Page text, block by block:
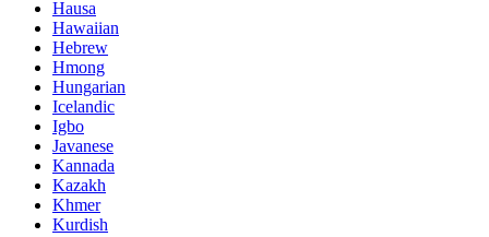
Hausa
Hawaiian
Hebrew
Hmong
Hungarian
Icelandic
Igbo
Javanese
Kannada
Kazakh
Khmer
Kurdish